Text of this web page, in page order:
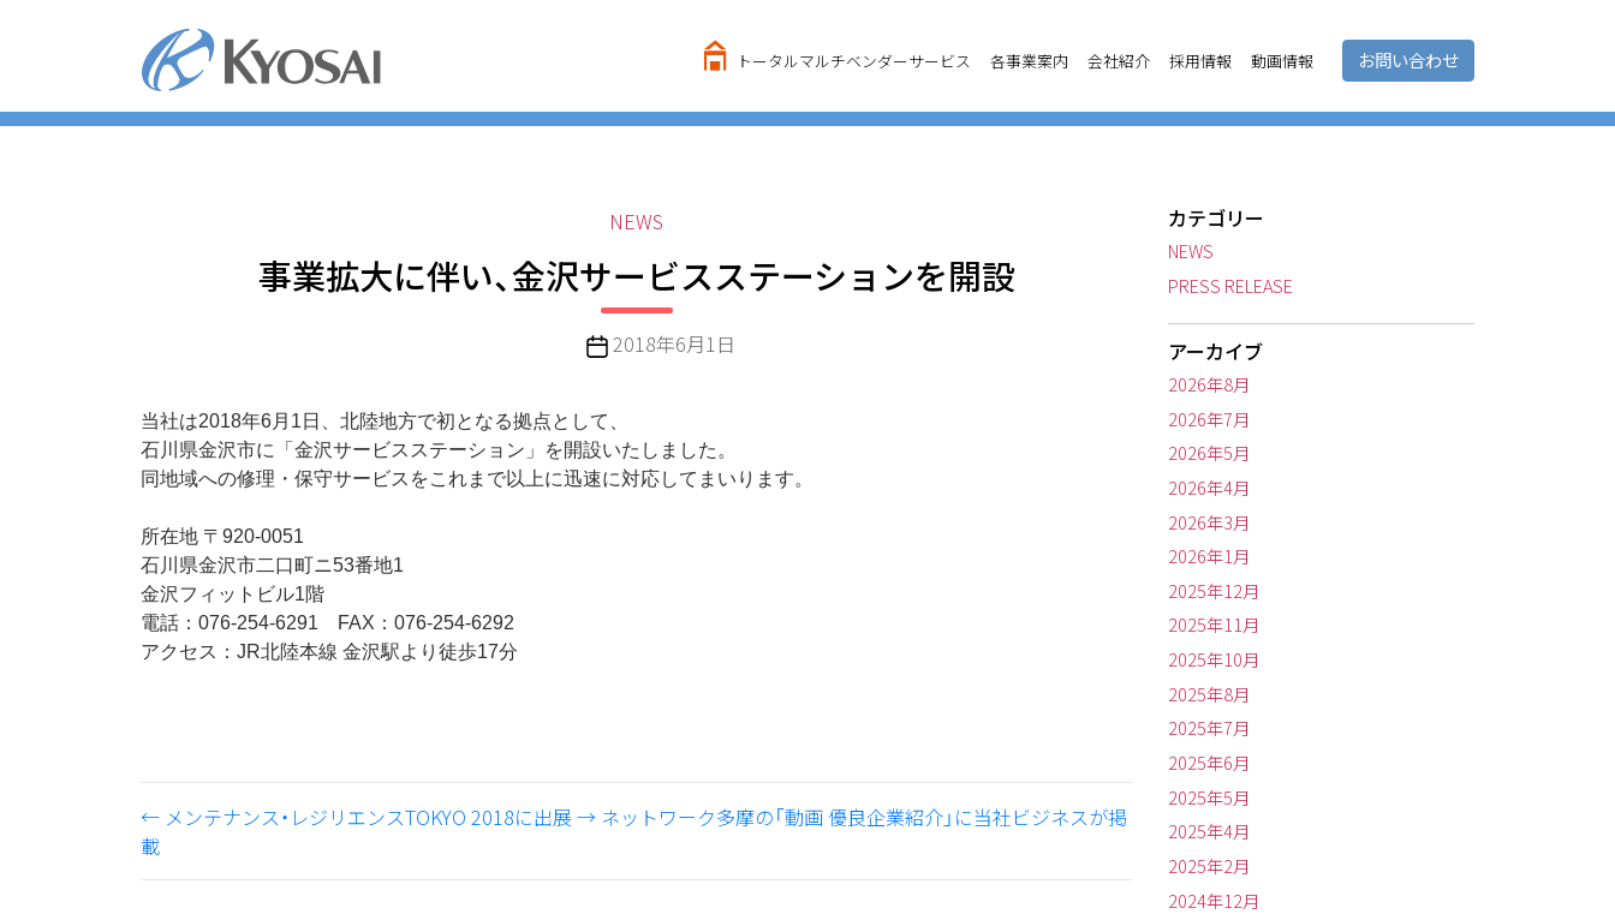
ツ
トータルマルチベンダーサービス 各事業案内 会社紹介 採用情報 動画情報 お問い合わせ
カ
ゴ
リ
ー
NEWS
事業拡大に伴い、金沢サービスステーションを開設
投 2018年6月1日
当社は2018年6月1日、北陸地方で初となる拠点として、
石川県金沢市に「金沢サービスステーション」を開設いたしました。
同地域への修理・保守サービスをこれまで以上に迅速に対応してまいります。
所在地 〒920-0051
石川県金沢市二口町ニ53番地1
金沢フィットビル1階
電話：076-254-6291 FAX：076-254-6292
アクセス：JR北陸本線 金沢駅より徒歩17分
← メンテナンス・レジリエンスTOKYO 2018に出展→ ネットワーク多摩の「動画 優良企業紹介」に当社ビジネスが掲
載
カテゴリー
NEWS
PRESS RELEASE
アーカイブ
2026年8月
2026年7月
2026年5月
2026年4月
2026年3月
2026年1月
2025年12月
2025年11月
2025年10月
2025年8月
2025年7月
2025年6月
2025年5月
2025年4月
2025年2月
2024年12月